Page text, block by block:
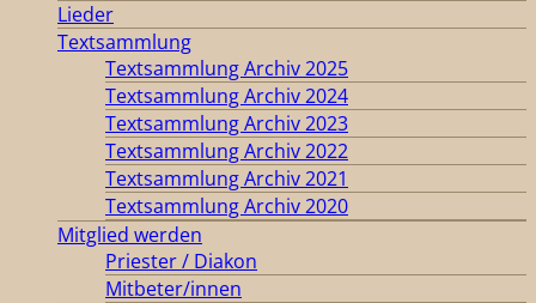
Lieder
Textsammlung
Textsammlung Archiv 2025
Textsammlung Archiv 2024
Textsammlung Archiv 2023
Textsammlung Archiv 2022
Textsammlung Archiv 2021
Textsammlung Archiv 2020
Mitglied werden
Priester / Diakon
Mitbeter/innen